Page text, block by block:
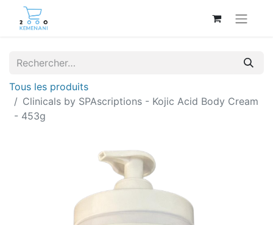
Tous les produits
Clinicals by SPAscriptions - Kojic Acid Body Cream
- 453g